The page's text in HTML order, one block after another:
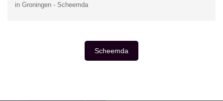
in Groningen - Scheemda
Scheemda